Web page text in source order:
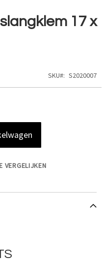
17 x
SKU S2020007
VERGELIJKEN